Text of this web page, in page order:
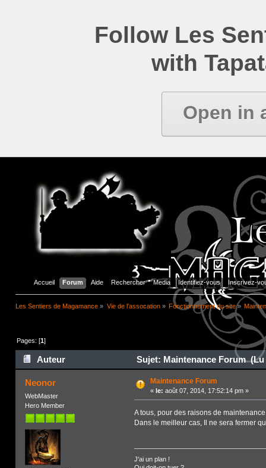
Follow Les
with
Open in
Accueil Forum Aide Rechercher Media Identifiez-vous Inscrivez-
Les Sentiers de Magamance » Vie de l'assocation» Fonctionnement du site»
Pages: [1]
Auteur Sujet: Maintenance Forum (Lu
Neonor
WebMaster
Hero Member
Maintenance Forum
« le: août 07, 2014, 17:52:14 pm »
A tous, pour des raisons de
Dans le meilleur cas, Il ne sera fermer
J'ai un plan !